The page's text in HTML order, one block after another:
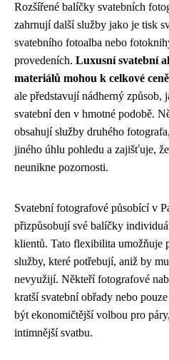
Rozšířené balíčky svatebních
zahrnují další služby jako je tisk
svatebního fotoalba nebo
provedeních. Luxusní svatební
materiálů mohou k celkové
ale představují nádherný způsob,
svatební den v hmotné podobě.
obsahují služby druhého
jiného úhlu pohledu a zajišťuje,
neunikne pozornosti.
Svatební fotografové působící v
přizpůsobují své balíčky
klientů. Tato flexibilita umožňuje
služby, které potřebují, aniž by
nevyužijí. Někteří fotografové
kratší svatební obřady nebo
být ekonomičtější volbou pro
intimnější svatbu.